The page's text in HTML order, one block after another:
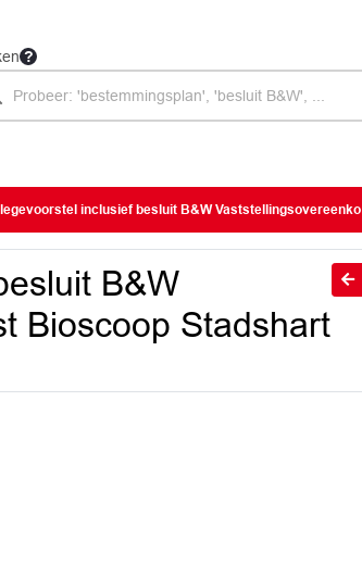
inclusief besluit B&W Vaststellingsovereenkomst Bioscoop Stadshart Amstelveen
B&W
Bioscoop Stadshart